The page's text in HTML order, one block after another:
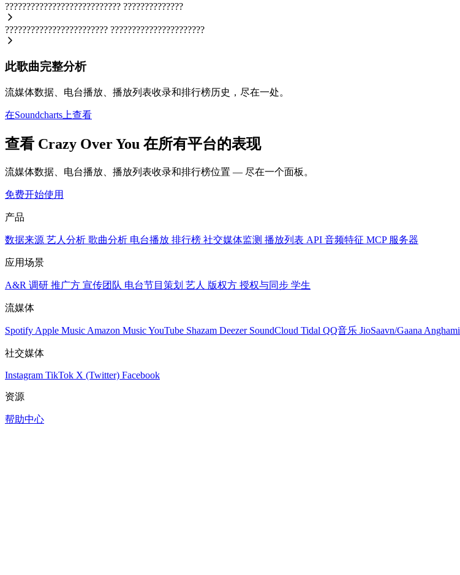
??????????????????????????? ??????????????
???????????????????????? ??????????????????????
此歌曲完整分析
流媒体数据、电台播放、播放列表收录和排行榜历史，尽在一处。
在Soundcharts上查看
查看 Crazy Over You 在所有平台的表现
流媒体数据、电台播放、播放列表收录和排行榜位置 — 尽在一个面板。
免费开始使用
产品
数据来源 艺人分析 歌曲分析 电台播放 排行榜 社交媒体监测 播放列表 API 音频特征 MCP 服务器
应用场景
A&R 调研 推广方 宣传团队 电台节目策划 艺人 版权方 授权与同步 学生
流媒体
Spotify Apple Music Amazon MusicYouTube Shazam Deezer SoundCloud Tidal QQ音乐 JioSaavn/Gaana Anghami
社交媒体
Instagram TikTok X (Twitter) Facebook
资源
帮助中心